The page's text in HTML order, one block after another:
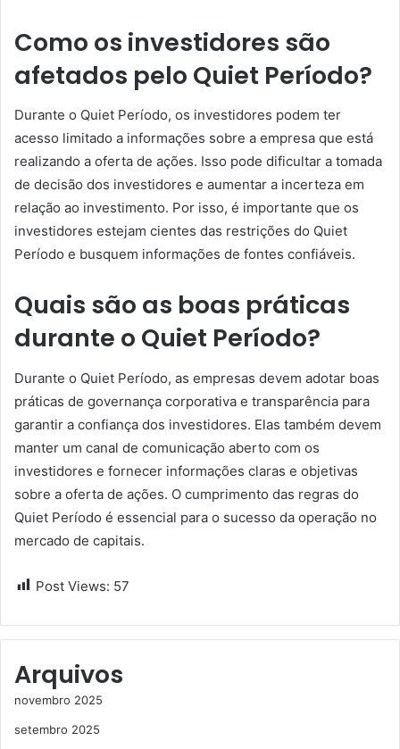
Como os investidores são
afetados pelo Quiet Período?
Durante o Quiet Período, os investidores podem ter
acesso limitado a informações sobre a empresa que está
realizando a oferta de ações. Isso pode dificultar a tomada
de decisão dos investidores e aumentar a incerteza em
relação ao investimento. Por isso, é importante que os
investidores estejam cientes das restrições do Quiet
Período e busquem informações de fontes confiáveis.
Quais são as boas práticas
durante o Quiet Período?
Durante o Quiet Período, as empresas devem adotar boas
práticas de governança corporativa e transparência para
garantir a confiança dos investidores. Elas também devem
manter um canal de comunicação aberto com os
investidores e fornecer informações claras e objetivas
sobre a oferta de ações. O cumprimento das regras do
Quiet Período é essencial para o sucesso da operação no
mercado de capitais.
Post Views: 57
Arquivos
novembro 2025
setembro 2025